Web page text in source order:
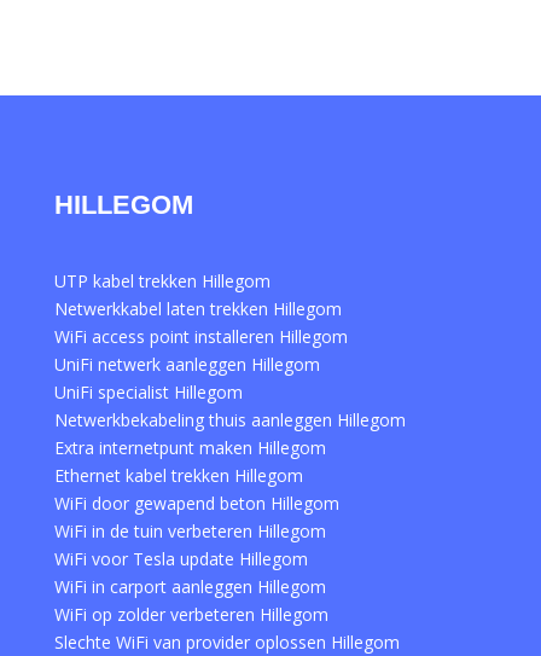
HILLEGOM
UTP kabel trekken Hillegom
Netwerkkabel laten trekken Hillegom
WiFi access point installeren Hillegom
UniFi netwerk aanleggen Hillegom
UniFi specialist Hillegom
Netwerkbekabeling thuis aanleggen Hillegom
Extra internetpunt maken Hillegom
Ethernet kabel trekken Hillegom
WiFi door gewapend beton Hillegom
WiFi in de tuin verbeteren Hillegom
WiFi voor Tesla update Hillegom
WiFi in carport aanleggen Hillegom
WiFi op zolder verbeteren Hillegom
Slechte WiFi van provider oplossen Hillegom